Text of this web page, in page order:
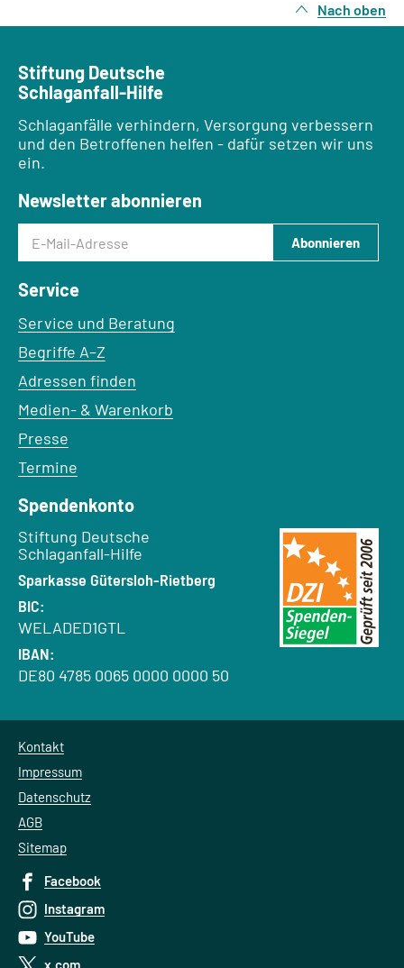
Nach oben
Stiftung Deutsche
Schlaganfall-Hilfe
Schlaganfälle verhindern, Versorgung verbessern
und den Betroffenen helfen - dafür setzen wir uns
ein.
Newsletter abonnieren
Abonnieren
Service
Service und Beratung
Begriffe A–Z
Adressen finden
Medien- & Warenkorb
Presse
Termine
Spendenkonto
Empfänger:
Stiftung Deutsche
Schlaganfall-Hilfe
Bank:
Sparkasse Gütersloh-Rietberg
BIC:
WELADED1GTL
IBAN:
DE80 4785 0065 0000 0000 50
Kontakt
Impressum
Datenschutz
AGB
Sitemap
Facebook
Instagram
YouTube